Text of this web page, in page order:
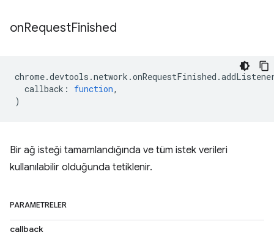
onRequestFinished
chrome.devtools .network .onRequestFinished .
callback : function,
)
Bir ağ isteği tamamlandığında ve tüm istek verileri
kullanılabilir olduğunda tetiklenir.
PARAMETRELER
callback